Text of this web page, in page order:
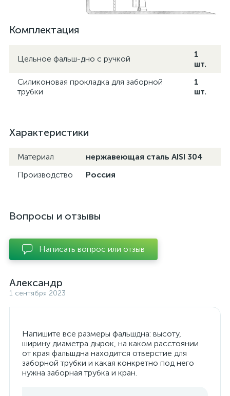
Комплектация
Цельное фальш-дно с ручкой
1
шт.
Силиконовая прокладка для заборной
трубки
1
шт.
Характеристики
Материал
нержавеющая сталь AISI 304
Производство
Россия
Вопросы и отзывы
Написать вопрос или отзыв
Александр
1 сентября 2023
Напишите все размеры фальшдна: высоту,
ширину диаметра дырок, на каком расстоянии
от края фальшдна находится отверстие для
заборной трубки и какая конкретно под него
нужна заборная трубка и кран.